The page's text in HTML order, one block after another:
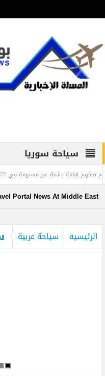
سياحة سوريا
2022.. ومطلوب 1.5 مليون مهاجر حتى 2025
للغة العربية: تعرف على العالم
Portal News At Middle East
الرئيسيه سياحة عربية